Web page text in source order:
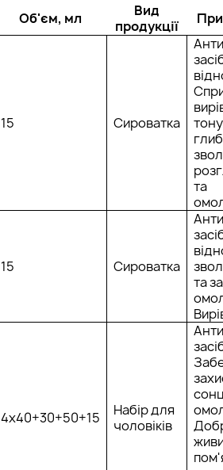
Об'єм, мл
Вид
продукції
15 Сироватка
та
15 Сироватка
та
4х40+30+50+15
Набір для
чоловіків